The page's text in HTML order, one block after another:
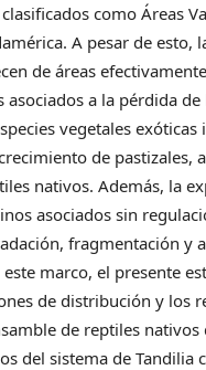
como Áreas
A pesar de esto,
de áreas
asociados a la pérdida
vegetales exóticas
de pastizales,
nativos. Además, la
asociados sin
fragmentación y
este marco, el presente
de distribución y los
de reptiles nativos
del sistema de Tandilia